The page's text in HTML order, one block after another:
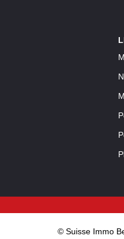
© Suisse Immo